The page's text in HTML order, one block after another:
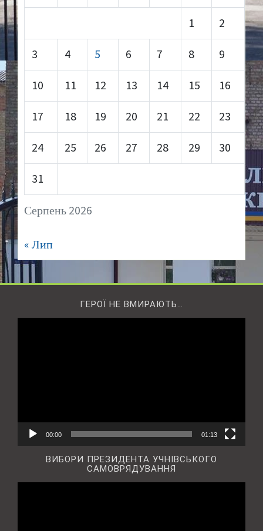
Серпень 2026
1 2
3 4 5 6 7 8 9
10 11 12 13 14 15 16
17 18 19 20 21 22 23
24 25 26 27 28 29 30
31
« Лип
ГЕРОЇ НЕ ВМИРАЮТЬ…
00:00 01:13
ВИБОРИ ПРЕЗИДЕНТА УЧНІВСЬКОГО
САМОВРЯДУВАННЯ